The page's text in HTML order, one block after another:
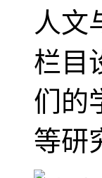
人文
栏目
们的
等研